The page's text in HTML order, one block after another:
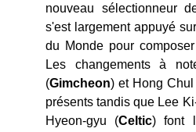
nouveau sélectionneur
s'est largement appuyé
du Monde pour
Les changements à
(Gimcheon) et Hong
présents tandis que Lee
Hyeon-gyu (Celtic) font